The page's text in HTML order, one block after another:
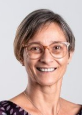
Ackermans & van
Hij is jurist (Rechten UIA) en
(Fiscaal) programma. Na een
Waterhouse en The Dow
ook reeds 22 jaar bij de